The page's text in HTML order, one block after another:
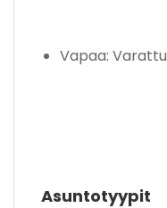
Asuntotyypit
Vapaa: Varattu